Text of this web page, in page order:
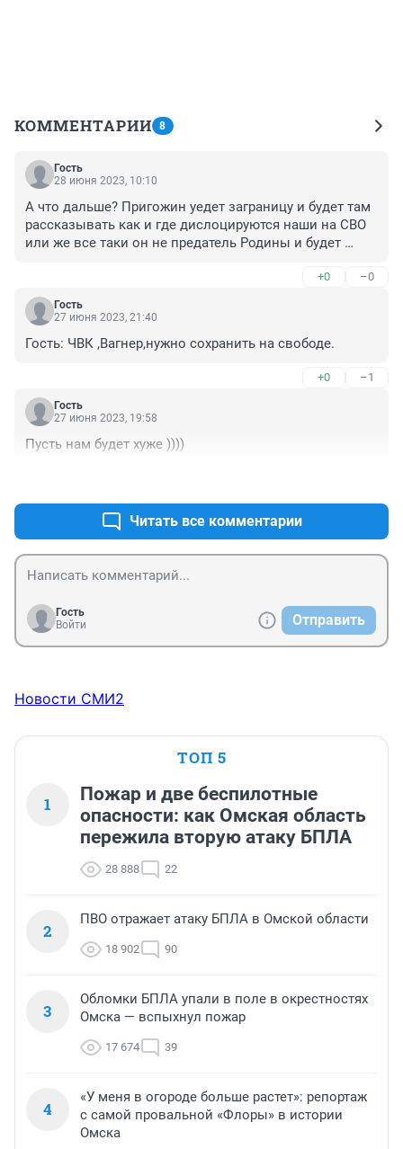
КОММЕНТАРИИ 8
Гость
28 июня 2023, 10:10
А что дальше? Пригожин уедет заграницу и будет там
рассказывать как и где дислоцируются наши на СВО
или же все таки он не предатель Родины и будет
+0 –0
Гость
27 июня 2023, 21:40
Гость: ЧВК ,Вагнер,нужно сохранить на свободе.
+0 –1
Гость
27 июня 2023, 19:58
Пусть нам будет хуже ))))
Читать все комментарии
Гость
Войти
Отправить
Новости СМИ2
ТОП 5
1
Пожар и две беспилотные
опасности: как Омская область
пережила вторую атаку БПЛА
28 888 22
2
ПВО отражает атаку БПЛА в Омской области
18 902 90
3
Обломки БПЛА упали в поле в окрестностях
Омска — вспыхнул пожар
17 674 39
4
«У меня в огороде больше растет»: репортаж
с самой провальной «Флоры» в истории
Омска